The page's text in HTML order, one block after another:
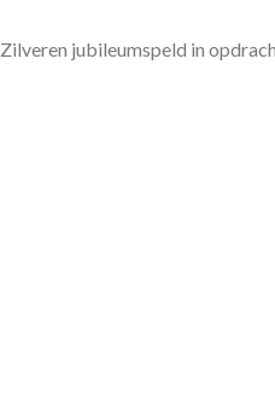
Zilveren jubileumspeld in